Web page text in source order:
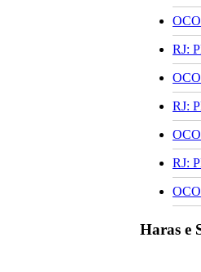
RJ:
RJ:
RJ:
Haras e